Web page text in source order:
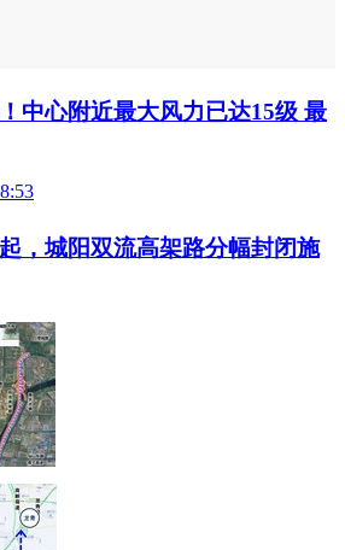
中心附近最大风力已达15级 最
，城阳双流高架路分幅封闭施